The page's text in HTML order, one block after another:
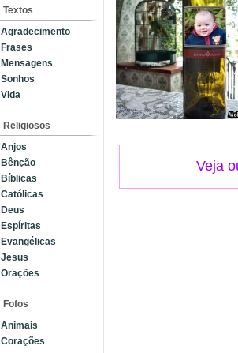
Textos
Agradecimento
Frases
Mensagens
Sonhos
Vida
Religiosos
Anjos
Bênção
Bíblicas
Católicas
Deus
Espíritas
Evangélicas
Jesus
Orações
Fofos
Animais
Corações
Veja